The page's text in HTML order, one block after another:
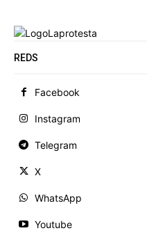
REDS
Facebook
Instagram
Telegram
X
WhatsApp
Youtube